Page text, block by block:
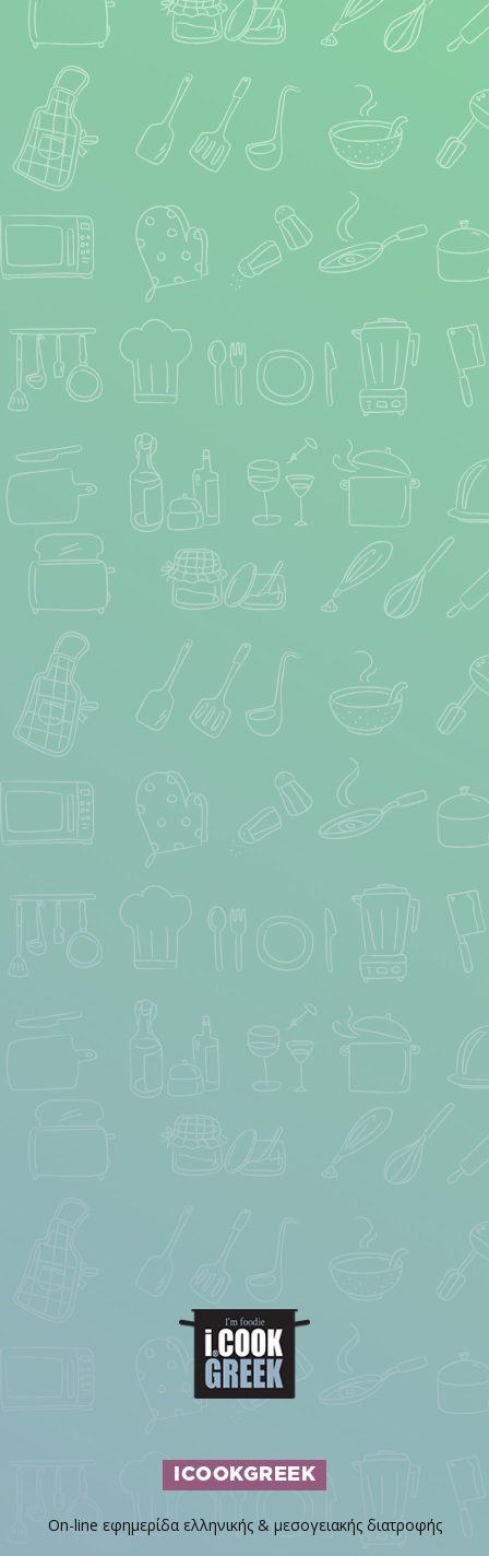
ICOOKGREEK
On-line εφημερίδα ελληνικής & μεσογειακής διατροφής